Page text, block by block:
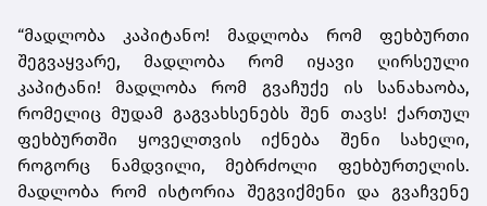
“მადლობა კაპიტანო! მადლობა რომ ფეხბურთი
შეგვაყვარე, მადლობა რომ იყავი ღირსეული
კაპიტანი! მადლობა რომ გვაჩუქე ის სანახაობა,
რომელიც მუდამ გაგვახსენებს შენ თავს! ქართულ
ფეხბურთში ყოველთვის იქნება შენი სახელი,
როგორც ნამდვილი, მებრძოლი ფეხბურთელის.
მადლობა რომ ისტორია შეგვიქმენი და გვაჩვენე